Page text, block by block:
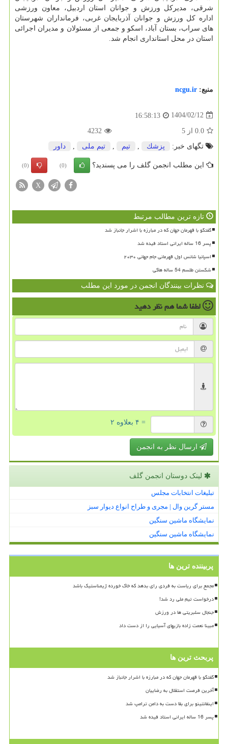
شرقی، مدیرکل ورزش و جوانان استان اردبیل، معاون ورزشی
اداره کل ورزش و جوانان آذربایجان غربی، فرمانداران شهرستان
های سراب، بستان آباد، اسکو و جمعی از مسئولان و مدیران اجرائی
استان در محل استانداری انجام شد.
منبع: ncgu.ir
1404/02/12
16:58:13
0.0 از 5
4232
تگهای خبر:
پزشك تیم تیم ملی داور
این مطلب انجمن گلف را می پسندید؟ (0)
(0)
X
تازه ترین مطالب مرتبط
گفتگو با قهرمان جهان که در مبارزه با اشرار جانباز شد
پسر 16 ساله ایرانی استاد فیده شد
اسپانیا شانس اول قهرمانی جام جهانی ۲۰۳۰
شکستن طلسم 54 ساله هاکی
نظرات بینندگان انجمن در مورد این مطلب
لطفا شما همنظر دهید
= ۴ بعلاوه ۲
ارسال نظر به انجمن
لینک دوستان انجمن گلف
تبلیغات انتخابات مجلس
مستر گرین وال | مجری و طراح انواع دیوار سبز
نمایشگاه ماشین سنگین
نمایشگاه ماشین سنگین
پربیننده ترین ها
مجمع برای ریاست به فردی رای بدهد که خاک خورده ژیمناستیک باشد
درخواست تیم ملی رد شد!
جنجال سلبریتی ها در ورزش
مبینا نعمت زاده بازیهای آسیایی را از دست داد
پربحث ترین ها
گفتگو با قهرمان جهان که در مبارزه با اشرار جانباز شد
آخرین فرصت استقلال به رضاییان
اینفانتینو برای بقا دست به دامن ترامپ شد
پسر 16 ساله ایرانی استاد فیده شد